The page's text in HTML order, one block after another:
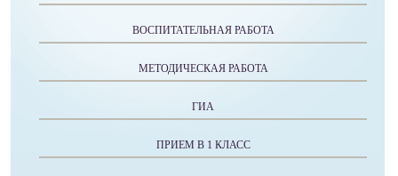
ВОСПИТАТЕЛЬНАЯ РАБОТА
МЕТОДИЧЕСКАЯ РАБОТА
ГИА
ПРИЕМ В 1 КЛАСС